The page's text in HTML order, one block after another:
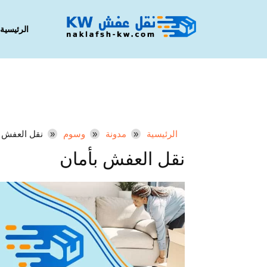
الرئيسية
الرئيسية مدونة وسوم نقل العفش
نقل العفش بأمان